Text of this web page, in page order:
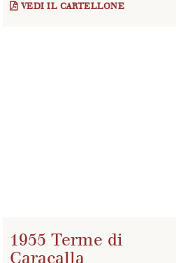
VEDI IL CARTELLONE
1955 Terme di
Caracalla